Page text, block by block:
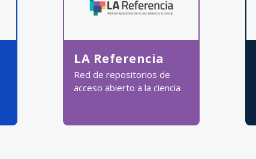
LA Referencia
Red de repositorios de
acceso abierto a la ciencia